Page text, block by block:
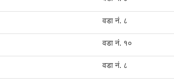
वडा नं. ८
वडा नं. १०
वडा नं. ८